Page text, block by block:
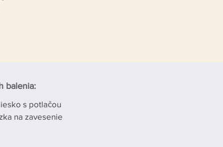
balenia:
s potlačou
na zavesenie